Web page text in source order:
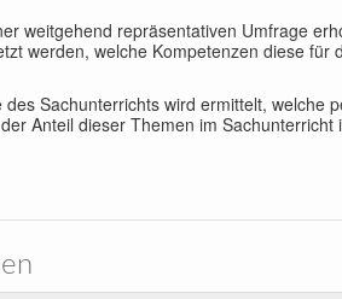
weitgehend repräsentativen Umfrage
werden, welche Kompetenzen diese für
Sachunterrichts wird ermittelt, welche
Anteil dieser Themen im Sachunterricht